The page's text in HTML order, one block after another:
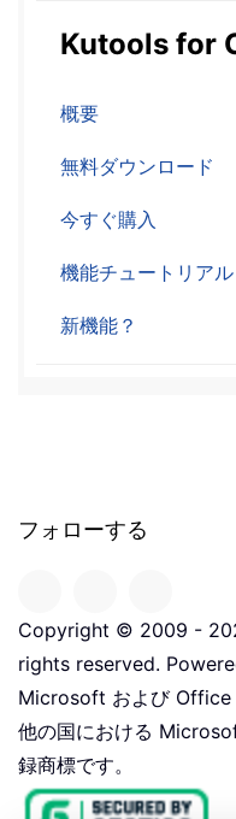
Kutools for
概要
無料ダウンロード
今すぐ購入
機能チュートリアル
新機能？
フォローする
Copyright © 2009 -
rights reserved.
Microsoft および Office
他の国における
録商標です。